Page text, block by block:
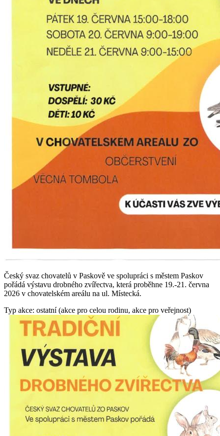
Český svaz chovatelů v Paskově ve spolupráci s městem Paskov
pořádá výstavu drobného zvířectva, která proběhne 19.-21. června
2026 v chovatelském areálu na ul. Místecká.
Typ akce: ostatní (akce pro celou rodinu, akce pro veřejnost)